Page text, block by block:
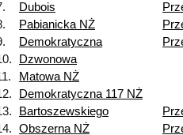
Dubois
Pabianicka NŻ
Demokratyczna
Dzwonowa
Matowa NŻ
Demokratyczna 117 NŻ
Bartoszewskiego
Obszerna NŻ